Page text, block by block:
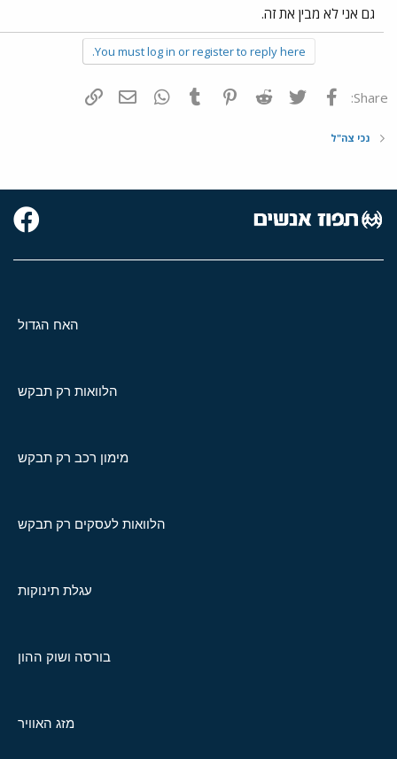
גם אני לא מבין את זה.
You must log in or register to reply here.
Share: פייסבוק Twitter
Reddit
Pinterest
Tumblr
WhatsAppדואר אלקטרוני
נכי צה"ל
האח הגדול
הלוואות רק תבקש
מימון רכב רק תבקש
הלוואות לעסקים רק תבקש
עגלת תינוקות
בורסה ושוק ההון
מזג האוויר